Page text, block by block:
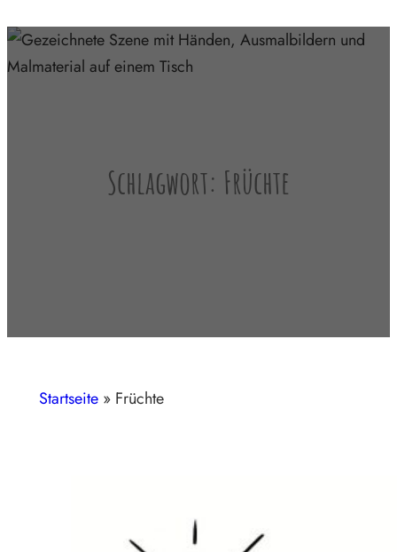
Schlagwort: Früchte
Startseite » Früchte